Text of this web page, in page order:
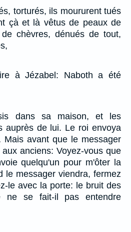
torturés, ils moururent tués
çà et là vêtus de peaux de
chèvres, dénués de tout,
à Jézabel: Naboth a été
dans sa maison, et les
auprès de lui. Le roi envoya
Mais avant que le messager
anciens: Voyez-vous que
quelqu'un pour m'ôter la
le messager viendra, fermez
le avec la porte: le bruit des
ne se fait-il pas entendre